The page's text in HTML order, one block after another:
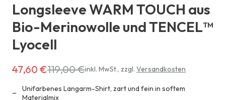
Reviews
Longsleeve WARM TOUCH aus
Bio-Merinowolle und TENCEL™
Lyocell
Erhältlich
47,60 €
anstatt
47,60 €119,00 €inkl. MwSt.,zzgl. Versandkosten
Unifarbenes Langarm-Shirt, zart und fein in softem
Materialmix